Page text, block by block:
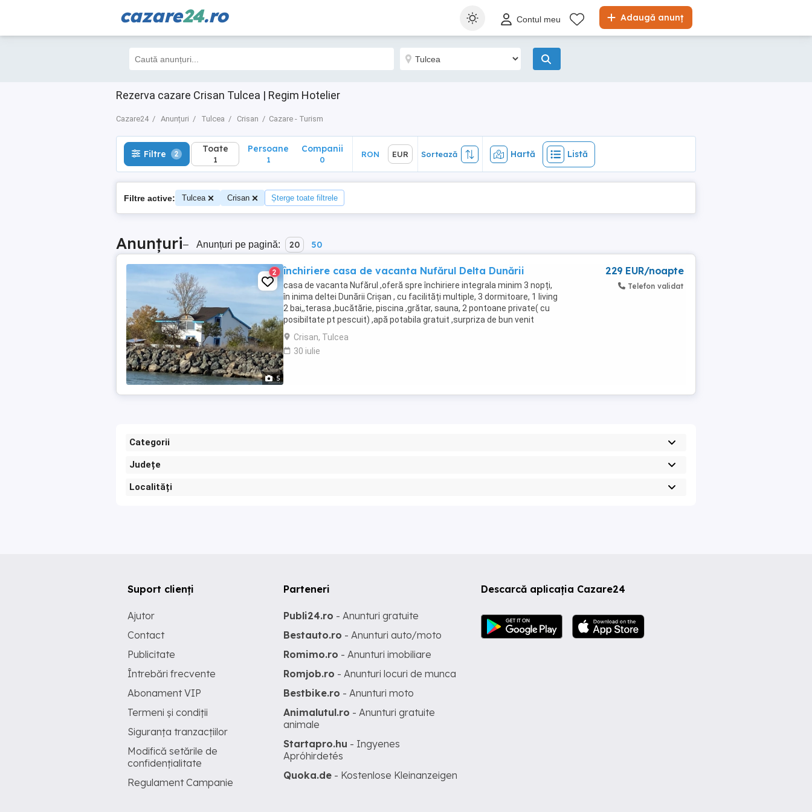
cazare24.ro Adaugă anunț
Contul meu
Rezerva cazare Crisan Tulcea | Regim Hotelier
Cazare24 Anunțuri Tulcea Crisan Cazare - Turism
Filtre 2 Toate
1
Hartă Listă
Filtre 2 Toate
1
Persoane
1
Companii
0
RON EUR Sortează Hartă Listă
Filtre active: Tulcea Crisan Șterge toate filtrele
Anunțuri– Anunțuri pe pagină: 20 50
5
2 închiriere casa de vacanta Nufărul Delta Dunării
casa de vacanta Nufărul ,oferă spre închiriere integrala minim 3 nopți,
în inima deltei Dunării Crișan , cu facilități multiple, 3 dormitoare, 1 living
2 bai,,terasa ,bucătărie, piscina ,grătar, sauna, 2 pontoane private( cu
posibiltate pt pescuit) ,apă potabila gratuit ,surpriza de bun venit
,sucuri ...
Crisan, Tulcea
30 iulie
229 EUR/noapte
Telefon validat
Categorii
Județe
Localități
Descarcă aplicația Cazare24
Suport clienți
Ajutor
Contact
Publicitate
Întrebări frecvente
Abonament VIP
Termeni și condiții
Siguranța tranzacțiilor
Modifică setările de
confidențialitate
Regulament Campanie
Parteneri
Publi24.ro - Anunturi gratuite
Bestauto.ro - Anunturi auto/moto
Romimo.ro - Anunturi imobiliare
Romjob.ro - Anunturi locuri de munca
Bestbike.ro - Anunturi moto
Animalutul.ro - Anunturi gratuite
animale
Startapro.hu - Ingyenes
Apróhirdetés
Quoka.de - Kostenlose Kleinanzeigen